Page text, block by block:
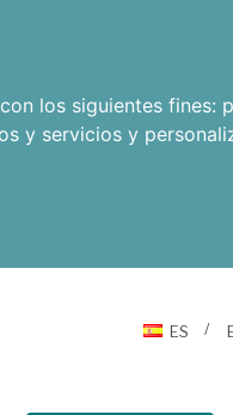
los siguientes fines:
y servicios y
ES